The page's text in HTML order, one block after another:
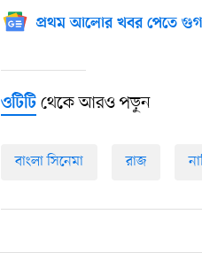
প্রথম আলোর খবর পেতে
ওটিটি থেকে আরও পড়ুন
বাংলা সিনেমা রাজ